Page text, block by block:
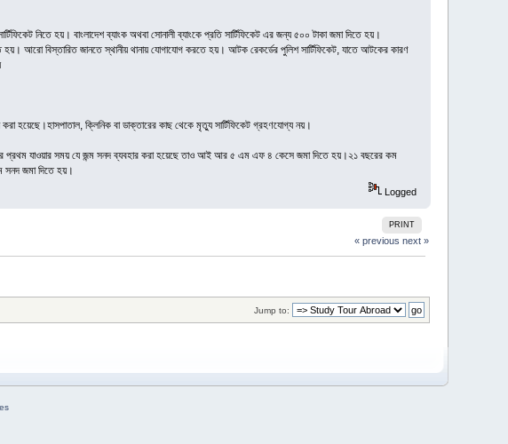
নিতে হয়। বাংলাদেশ ব্যাংক অথবা সোনালী ব্যাংকে প্রতি সার্টিফিকেট এর জন্য ৫০০ টাকা জমা দিতে হয়।
হয়। আরো বিস্তারিত জানতে স্থানীয় থানায় যোগাযোগ করতে হয়। আটক রেকর্ডের পুলিশ সার্টিফিকেট, যাতে আটকের কারণ
হয়েছে।হাসপাতাল, ক্লিনিক বা ডাক্তারের কাছ থেকে মৃত্যু সার্টিফিকেট গ্রহণযোগ্য নয়।
প্রথম যাওয়ার সময় যে জন্ম সনদ ব্যবহার করা হয়েছে তাও আই আর ৫ এম এফ ৪ কেসে জমা দিতে হয়।২১ বছরের কম
সনদ জমা দিতে হয়।
Logged
PRINT
« previous next »
Jump to: